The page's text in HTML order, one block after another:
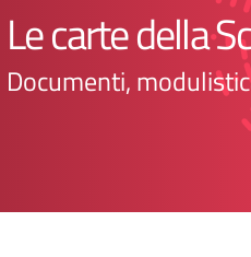
Le carte della
Documenti,